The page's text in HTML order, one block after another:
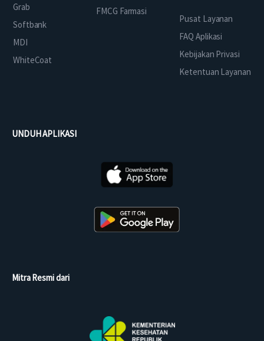
Grab
Softbank
MDI
WhiteCoat
FMCG Farmasi
Pusat Layanan
FAQ Aplikasi
Kebijakan Privasi
Ketentuan Layanan
UNDUH APLIKASI
Mitra Resmi dari